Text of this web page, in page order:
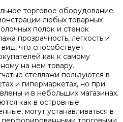
торговое оборудование.
любых товарных
полок и стенок
прозрачность, легкость и
что способствует
как к самому
на нём товару.
стеллажи пользуются в
и гипермаркетах, но при
и в небольших магазинах.
как в островные
могут устанавливаться в